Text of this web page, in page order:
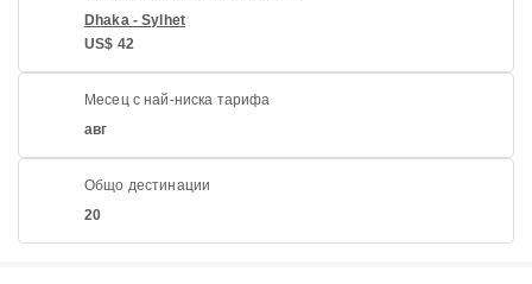
Dhaka - Sylhet
US$ 42
Месец с най-ниска тарифа
авг
Общо дестинации
20